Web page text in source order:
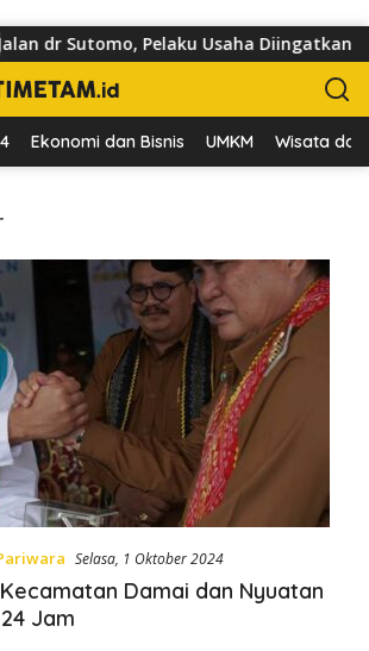
dr Sutomo, Pelaku Usaha Diingatkan
Ekonomi dan Bisnis UMKM Wisata dan
Selasa, 1 Oktober 2024
Kecamatan Damai dan Nyuatan
Jam